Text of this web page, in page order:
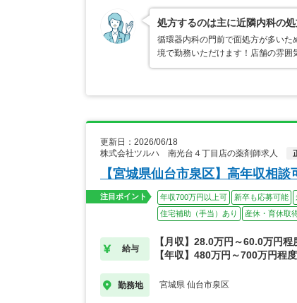
処方するのは主に近隣内科の
循環器内科の門前で面処方が多い
境で勤務いただけます！店舗の雰囲
更新日：2026/06/18
株式会社ツルハ 南光台４丁目店の薬剤師求人
【宮城県仙台市泉区】高年収相
注目ポイント 年収700万円以上可 新卒も応募可能
住宅補助（手当）あり
産休・育休取
給与
【月収】28.0万円～60.0万円
【年収】480万円～700万円程
勤務地 宮城県 仙台市泉区